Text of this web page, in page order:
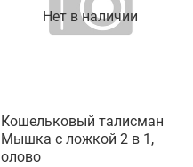
Нет в наличии
Кошельковый талисман
Мышка с ложкой 2 в 1,
олово